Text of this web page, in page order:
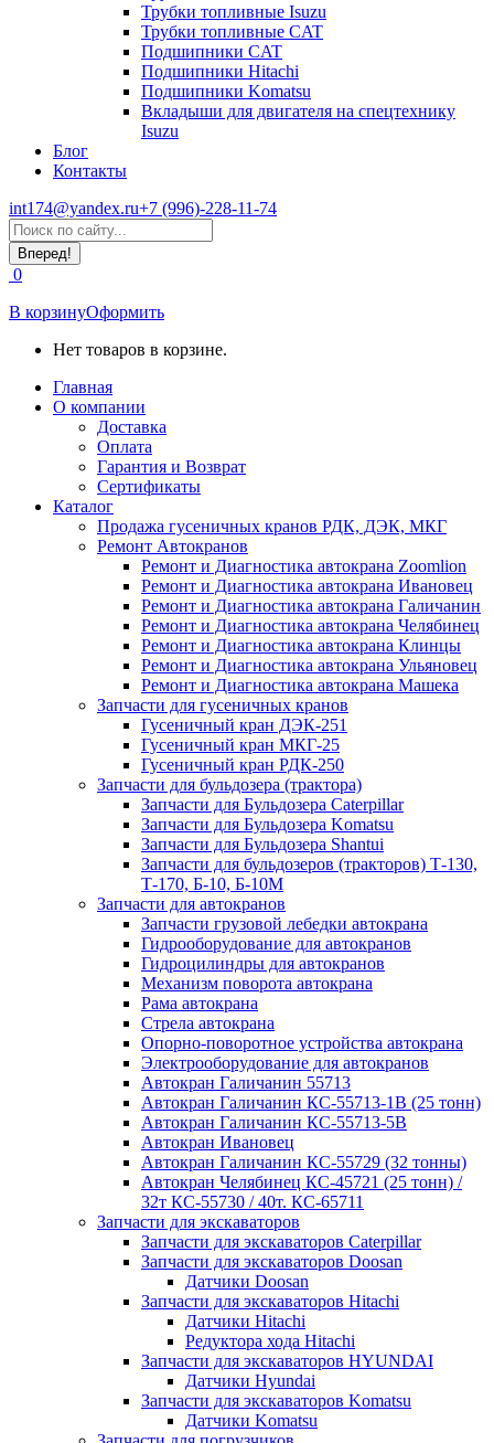
Трубки топливные Isuzu
Трубки топливные CAT
Подшипники CAT
Подшипники Hitachi
Подшипники Komatsu
Вкладыши для двигателя на спецтехнику
Isuzu
Блог
Контакты
int174@yandex.ru+7 (996)-228-11-74
Страница
WhatsApp
открывается
в
новом
окне
Поиск:
0
В корзинуОформить
Нет товаров в корзине.
Главная
О компании
Доставка
Оплата
Гарантия и Возврат
Сертификаты
Каталог
Продажа гусеничных кранов РДК, ДЭК, МКГ
Ремонт Автокранов
Ремонт и Диагностика автокрана Zoomlion
Ремонт и Диагностика автокрана Ивановец
Ремонт и Диагностика автокрана Галичанин
Ремонт и Диагностика автокрана Челябинец
Ремонт и Диагностика автокрана Клинцы
Ремонт и Диагностика автокрана Ульяновец
Ремонт и Диагностика автокрана Машека
Запчасти для гусеничных кранов
Гусеничный кран ДЭК-251
Гусеничный кран МКГ-25
Гусеничный кран РДК-250
Запчасти для бульдозера (трактора)
Запчасти для Бульдозера Caterpillar
Запчасти для Бульдозера Komatsu
Запчасти для Бульдозера Shantui
Запчасти для бульдозеров (тракторов) Т-130,
Т-170, Б-10, Б-10М
Запчасти для автокранов
Запчасти грузовой лебедки автокрана
Гидрооборудование для автокранов
Гидроцилиндры для автокранов
Механизм поворота автокрана
Рама автокрана
Стрела автокрана
Опорно-поворотное устройства автокрана
Электрооборудование для автокранов
Автокран Галичанин 55713
Автокран Галичанин КС-55713-1В (25 тонн)
Автокран Галичанин КС-55713-5В
Автокран Ивановец
Автокран Галичанин КС-55729 (32 тонны)
Автокран Челябинец КС-45721 (25 тонн) /
32т КС-55730 / 40т. КС-65711
Запчасти для экскаваторов
Запчасти для экскаваторов Caterpillar
Запчасти для экскаваторов Doosan
Датчики Doosan
Запчасти для экскаваторов Hitachi
Датчики Hitachi
Редуктора хода Hitachi
Запчасти для экскаваторов HYUNDAI
Датчики Hyundai
Запчасти для экскаваторов Komatsu
Датчики Komatsu